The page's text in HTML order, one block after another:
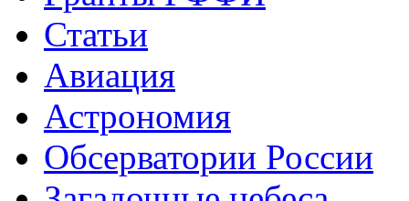
Статьи
Авиация
Астрономия
Обсерватории России